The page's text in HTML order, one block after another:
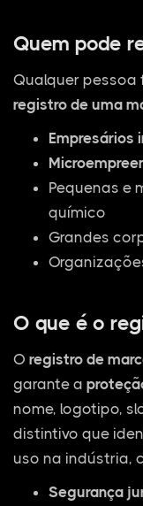
Quem pode
Qualquer
registro de uma
Empresários
Pequenas e
químico
Grandes
O que é o
O registro de
garante a
nome, logotipo,
distintivo que
uso na indústria,
Segurança